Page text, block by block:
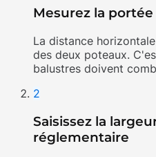
Mesurez la
La distance
des deux poteaux.
balustres doivent
2
Saisissez la
réglementaire